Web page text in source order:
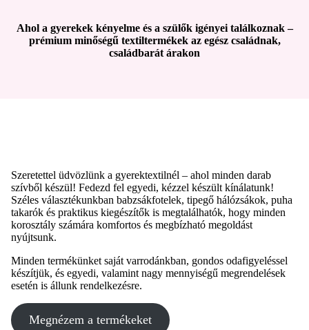
Ahol a gyerekek kényelme és a szülők igényei találkoznak –
prémium minőségű textiltermékek az egész családnak,
családbarát árakon
Szeretettel üdvözlünk a gyerektextilnél – ahol minden darab
szívből készül! Fedezd fel egyedi, kézzel készült kínálatunk!
Széles választékunkban babzsákfotelek, tipegő hálózsákok, puha
takarók és praktikus kiegészítők is megtalálhatók, hogy minden
korosztály számára komfortos és megbízható megoldást
nyújtsunk.
Minden termékünket saját varrodánkban, gondos odafigyeléssel
készítjük, és egyedi, valamint nagy mennyiségű megrendelések
esetén is állunk rendelkezésre.
Megnézem a termékeket